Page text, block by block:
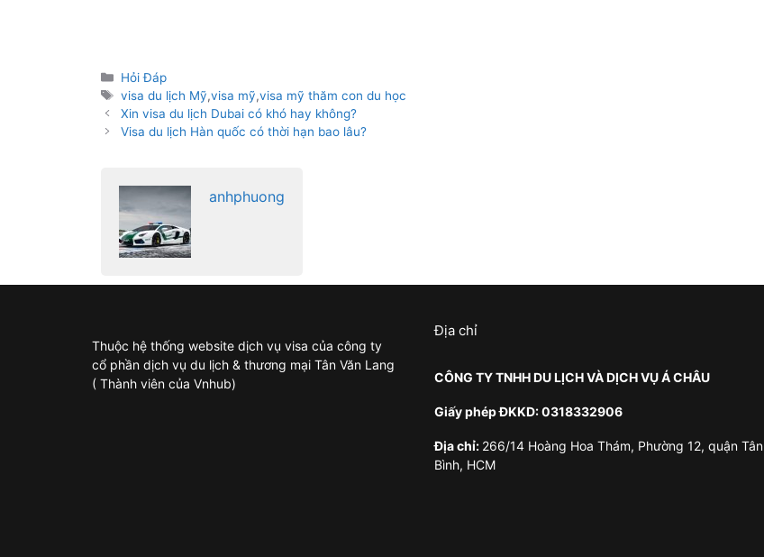
Danh
mục
Hỏi Đáp
Thẻ
visa du lịch Mỹ,visa mỹ,visa mỹ thăm con du học
Xin visa du lịch Dubai có khó hay không?
Visa du lịch Hàn quốc có thời hạn bao lâu?
anhphuong
Thuộc hệ thống website dịch vụ visa của công ty
cổ phần dịch vụ du lịch & thương mại Tân Văn Lang
( Thành viên của Vnhub)
Địa chỉ
CÔNG TY TNHH DU LỊCH VÀ DỊCH VỤ Á CHÂU
Giấy phép ĐKKD: 0318332906
Địa chỉ: 266/14 Hoàng Hoa Thám, Phường 12, quận Tân
Bình, HCM